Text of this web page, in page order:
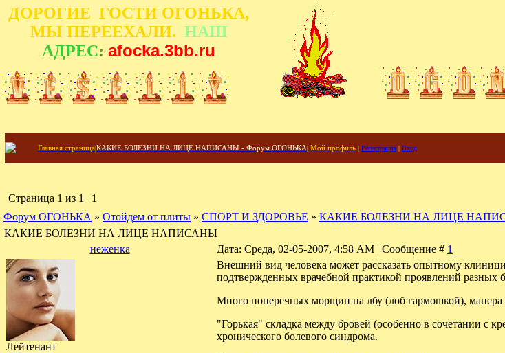
ДОРОГИЕ ГОСТИ ОГОНЬКА,
МЫ ПЕРЕЕХАЛИ. НАШ
АДРЕС: afocka.3bb.ru
Главная страница|КАКИЕ БОЛЕЗНИ НА ЛИЦЕ НАПИСАНЫ - Форум ОГОНЬКА| Мой профиль | Регистрация | Вход
Страница 1 из 1
1
Форум ОГОНЬКА » Отойдем от плиты » СПОРТ И ЗДОРОВЬЕ » КАКИЕ БОЛЕЗНИ НА ЛИЦЕ
КАКИЕ БОЛЕЗНИ НА ЛИЦЕ НАПИСАНЫ
неженка
Дата: Среда, 02-05-2007, 4:58 AM | Сообщение # 1
Лейтенант
Внешний вид человека может рассказать опытному
подтвержденных врачебной практикой проявлений разных
Много поперечных морщин на лбу (лоб гармошкой), манера
"Горькая" складка между бровей (особенно в сочетании с
хронического болевого синдрома.